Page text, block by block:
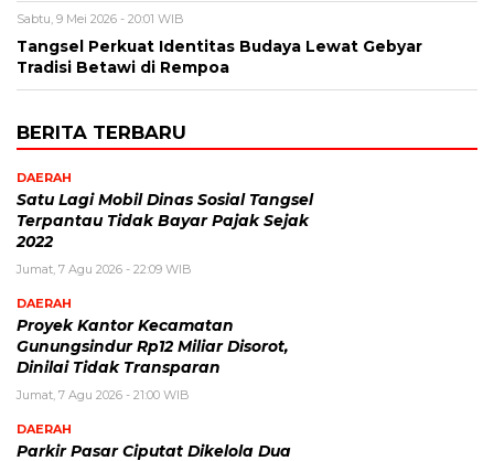
Sabtu, 9 Mei 2026 - 20:01 WIB
Tangsel Perkuat Identitas Budaya Lewat Gebyar
Tradisi Betawi di Rempoa
BERITA TERBARU
DAERAH
Satu Lagi Mobil Dinas Sosial Tangsel
Terpantau Tidak Bayar Pajak Sejak
2022
Jumat, 7 Agu 2026 - 22:09 WIB
DAERAH
Proyek Kantor Kecamatan
Gunungsindur Rp12 Miliar Disorot,
Dinilai Tidak Transparan
Jumat, 7 Agu 2026 - 21:00 WIB
DAERAH
Parkir Pasar Ciputat Dikelola Dua